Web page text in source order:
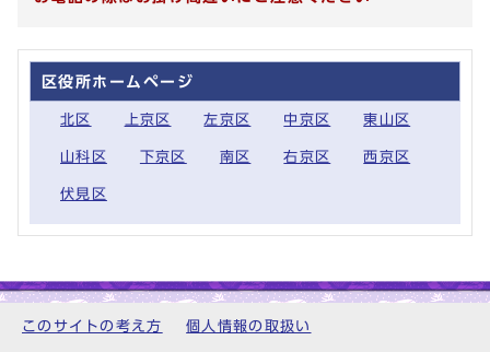
区役所ホームページ
北区 上京区 左京区 中京区 東山区
山科区 下京区 南区 右京区 西京区
伏見区
このサイトの考え方 個人情報の取扱い